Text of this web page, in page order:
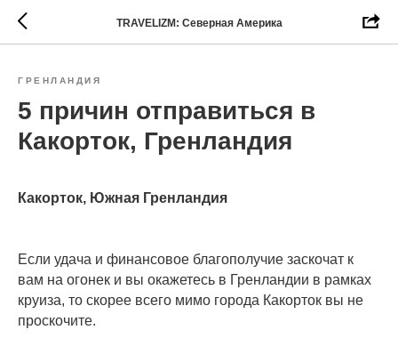
TRAVELIZM: Северная Америка
ГРЕНЛАНДИЯ
5 причин отправиться в
Какорток, Гренландия
Какорток, Южная Гренландия
Если удача и финансовое благополучие заскочат к
вам на огонек и вы окажетесь в Гренландии в рамках
круиза, то скорее всего мимо города Какорток вы не
проскочите.